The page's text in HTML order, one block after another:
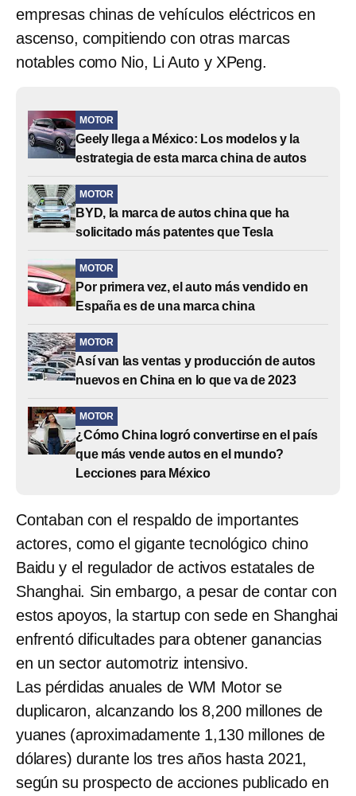
empresas chinas de vehículos eléctricos en
ascenso, compitiendo con otras marcas
notables como Nio, Li Auto y XPeng.
MOTOR
Geely llega a México: Los modelos y la
estrategia de esta marca china de autos
MOTOR
BYD, la marca de autos china que ha
solicitado más patentes que Tesla
MOTOR
Por primera vez, el auto más vendido en
España es de una marca china
MOTOR
Así van las ventas y producción de autos
nuevos en China en lo que va de 2023
MOTOR
¿Cómo China logró convertirse en el país
que más vende autos en el mundo?
Lecciones para México
Contaban con el respaldo de importantes
actores, como el gigante tecnológico chino
Baidu y el regulador de activos estatales de
Shanghai. Sin embargo, a pesar de contar con
estos apoyos, la startup con sede en Shanghai
enfrentó dificultades para obtener ganancias
en un sector automotriz intensivo.
Las pérdidas anuales de WM Motor se
duplicaron, alcanzando los 8,200 millones de
yuanes (aproximadamente 1,130 millones de
dólares) durante los tres años hasta 2021,
según su prospecto de acciones publicado en